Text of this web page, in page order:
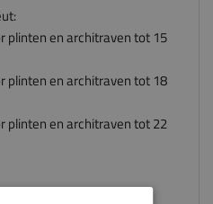
en architraven tot 18
en architraven tot 22